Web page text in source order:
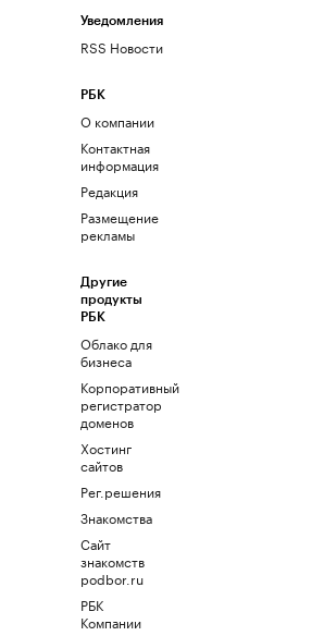
Уведомления
RSS Новости
РБК
О компании
Контактная
информация
Редакция
Размещение
рекламы
Другие
продукты
РБК
Облако для
бизнеса
Корпоративный
регистратор
доменов
Хостинг
сайтов
Рег.решения
Знакомства
Сайт
знакомств
podbor.ru
РБК
Компании